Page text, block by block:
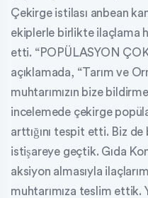
Çekirge istilası anbean
ekiplerle birlikte ilaçlama
etti. “POPÜLASYON
açıklamada, “Tarım ve
muhtarımızın bize
incelemede çekirge
arttığını tespit etti. Biz de
istişareye geçtik. Gıda
aksiyon almasıyla
muhtarımıza teslim ettik.